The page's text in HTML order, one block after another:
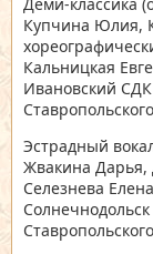
Купчина Юлия,
Кальницкая
Ивановский
Эстрадный
Жвакина Дарья,
Селезнева
Солнечнодольск